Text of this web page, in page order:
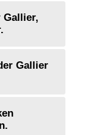
Gallier,
Gallier